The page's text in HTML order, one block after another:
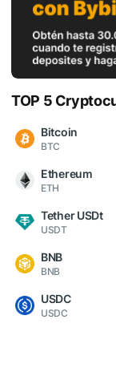
TOP 5
Bitcoin
BTC
Ethereum
ETH
Tether USDt
USDT
BNB
BNB
USDC
USDC